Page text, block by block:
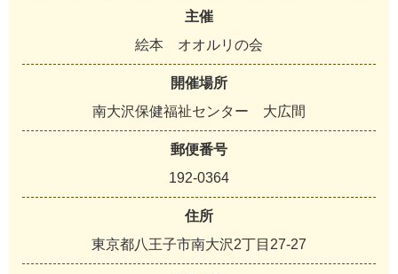
主催
絵本 オオルリの会
開催場所
南大沢保健福祉センター 大広間
郵便番号
192-0364
住所
東京都八王子市南大沢2丁目27‐27